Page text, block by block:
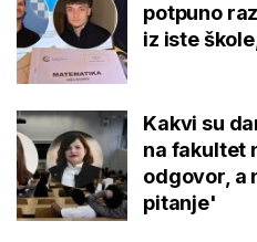
potpuno
iz iste
Kakvi su
na fakultet
odgovor, a
pitanje'